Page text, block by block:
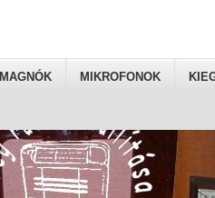
MAGNÓK MIKROFONOK